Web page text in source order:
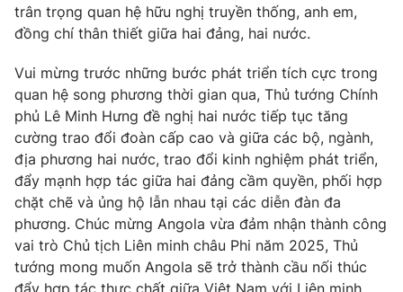
Video Shorts video
VTV Money VTV Thể thao
VTV Sức khoẻ Bất động sản
Thị trường 24h Tấm lòng Việt
VTV4 Vươn mình bằng AI
VTV9 VTV8
trân trọng quan hệ hữu nghị truyền thống, anh em,
đồng chí thân thiết giữa hai đảng, hai nước.
Vui mừng trước những bước phát triển tích cực trong
quan hệ song phương thời gian qua, Thủ tướng Chính
phủ Lê Minh Hưng đề nghị hai nước tiếp tục tăng
cường trao đổi đoàn cấp cao và giữa các bộ, ngành,
địa phương hai nước, trao đổi kinh nghiệm phát triển,
đẩy mạnh hợp tác giữa hai đảng cầm quyền, phối hợp
chặt chẽ và ủng hộ lẫn nhau tại các diễn đàn đa
phương. Chúc mừng Angola vừa đảm nhận thành công
vai trò Chủ tịch Liên minh châu Phi năm 2025, Thủ
tướng mong muốn Angola sẽ trở thành cầu nối thúc
đẩy hợp tác thực chất giữa Việt Nam với Liên minh